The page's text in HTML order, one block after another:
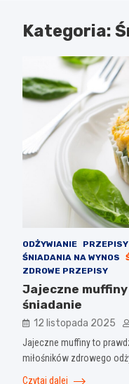
Kategoria:
ODŻYWIANIE PRZEPISY
ŚNIADANIA NA WYNOS
ZDROWE PRZEPISY
Jajeczne
śniadanie
12 listopada 2025
Jajeczne muffiny to
miłośników zdrowego
Czytaj dalej